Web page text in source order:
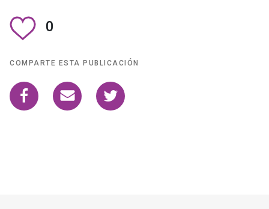
0
COMPARTE ESTA PUBLICACIÓN